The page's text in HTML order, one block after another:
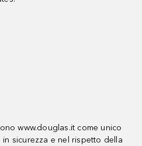
www.douglas.it come unico
sicurezza e nel rispetto della